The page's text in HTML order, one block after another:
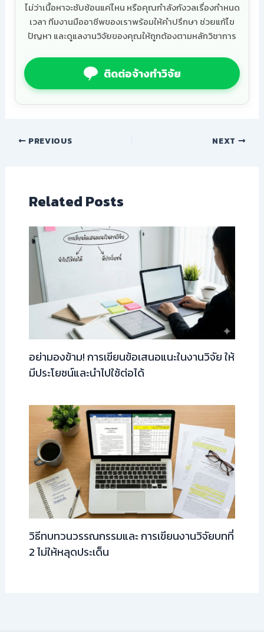
ไม่ว่าเนื้อหาจะซับซ้อนแค่ไหน หรือคุณกำลังกังวลเรื่องกำหนด
เวลา ทีมงานมืออาชีพของเราพร้อมให้คำปรึกษา ช่วยแก้ไข
ปัญหา และดูแลงานวิจัยของคุณให้ถูกต้องตามหลักวิชาการ
ติดต่อจ้างทำวิจัย
PREVIOUS NEXT
Related Posts
อย่ามองข้าม! การเขียนข้อเสนอแนะในงานวิจัย ให้
มีประโยชน์และนำไปใช้ต่อได้
วิธีทบทวนวรรณกรรมและ การเขียนงานวิจัยบทที่
2 ไม่ให้หลุดประเด็น